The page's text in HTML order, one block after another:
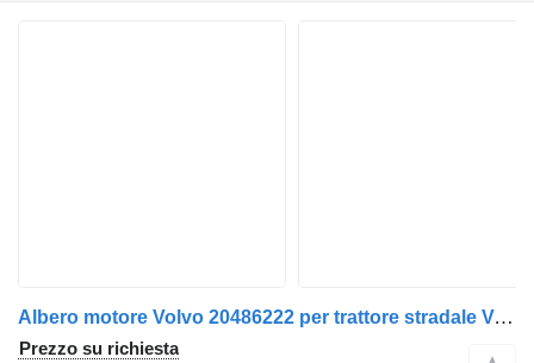
Albero motore Volvo 20486222 per trattore stradale Volvo FH
Prezzo su richiesta